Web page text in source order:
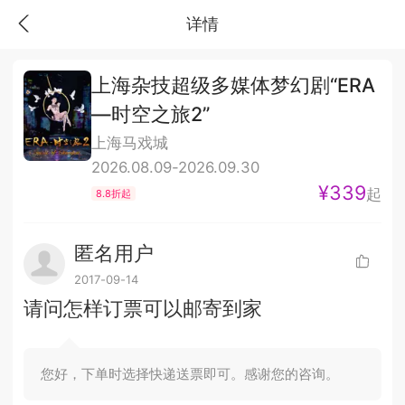
详情
上海杂技超级多媒体梦幻剧“ERA
—时空之旅2”
上海马戏城
2026.08.09-2026.09.30
8.8折起 ¥339起
匿名用户
2017-09-14
请问怎样订票可以邮寄到家
您好，下单时选择快递送票即可。感谢您的咨询。